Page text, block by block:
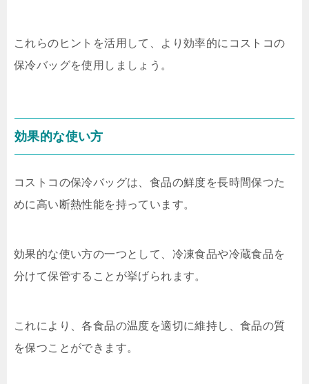
これらのヒントを活用して、より効率的にコストコの
保冷バッグを使用しましょう。
効果的な使い方
コストコの保冷バッグは、食品の鮮度を長時間保つた
めに高い断熱性能を持っています。
効果的な使い方の一つとして、冷凍食品や冷蔵食品を
分けて保管することが挙げられます。
これにより、各食品の温度を適切に維持し、食品の質
を保つことができます。